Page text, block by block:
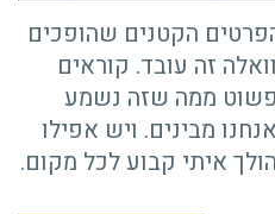
הקטנים שהופכים
זה עובד. קוראים
פשוט ממה שזה נשמע
מבינים. ויש אפילו
איתי קבוע לכל מקום.